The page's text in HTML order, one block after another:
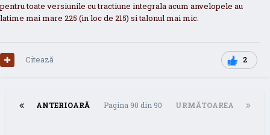
pentru toate versiunile cu tractiune integrala acum anvelopele au
latime mai mare 225 (in loc de 215) si talonul mai mic.
2
Citează
ANTERIOARĂ URMĂTOAREA
Pagina 90 din 90